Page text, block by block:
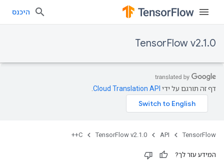
היכנס
TensorFlow v2.1.0
דף זה תורגם על ידי Cloud Translation API
TensorFlow
API
TensorFlow v2.1.0
C++
המידע עזר לך?